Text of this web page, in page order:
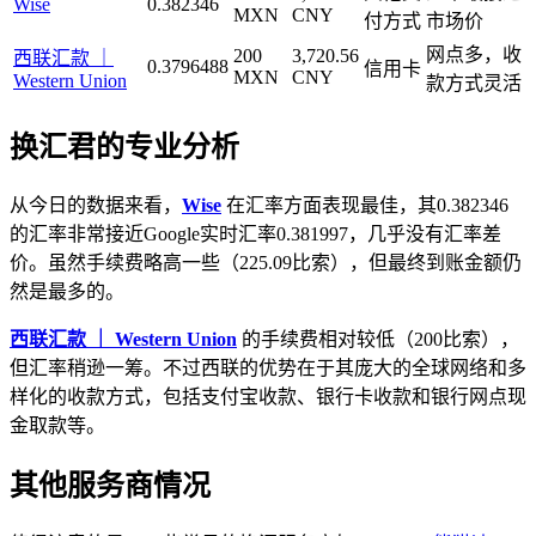
Wise 0.382346
MXN
CNY
付方式 市场价
西联汇款 ｜
Western Union
0.3796488
200
MXN
3,720.56
CNY
信用卡
网点多，收
款方式灵活
换汇君的专业分析
从今日的数据来看， Wise 在汇率方面表现最佳，其0.382346
的汇率非常接近Google实时汇率0.381997，几乎没有汇率差
价。虽然手续费略高一些（225.09比索），但最终到账金额仍
然是最多的。
西联汇款 ｜ Western Union 的手续费相对较低（200比索），
但汇率稍逊一筹。不过西联的优势在于其庞大的全球网络和多
样化的收款方式，包括支付宝收款、银行卡收款和银行网点现
金取款等。
其他服务商情况